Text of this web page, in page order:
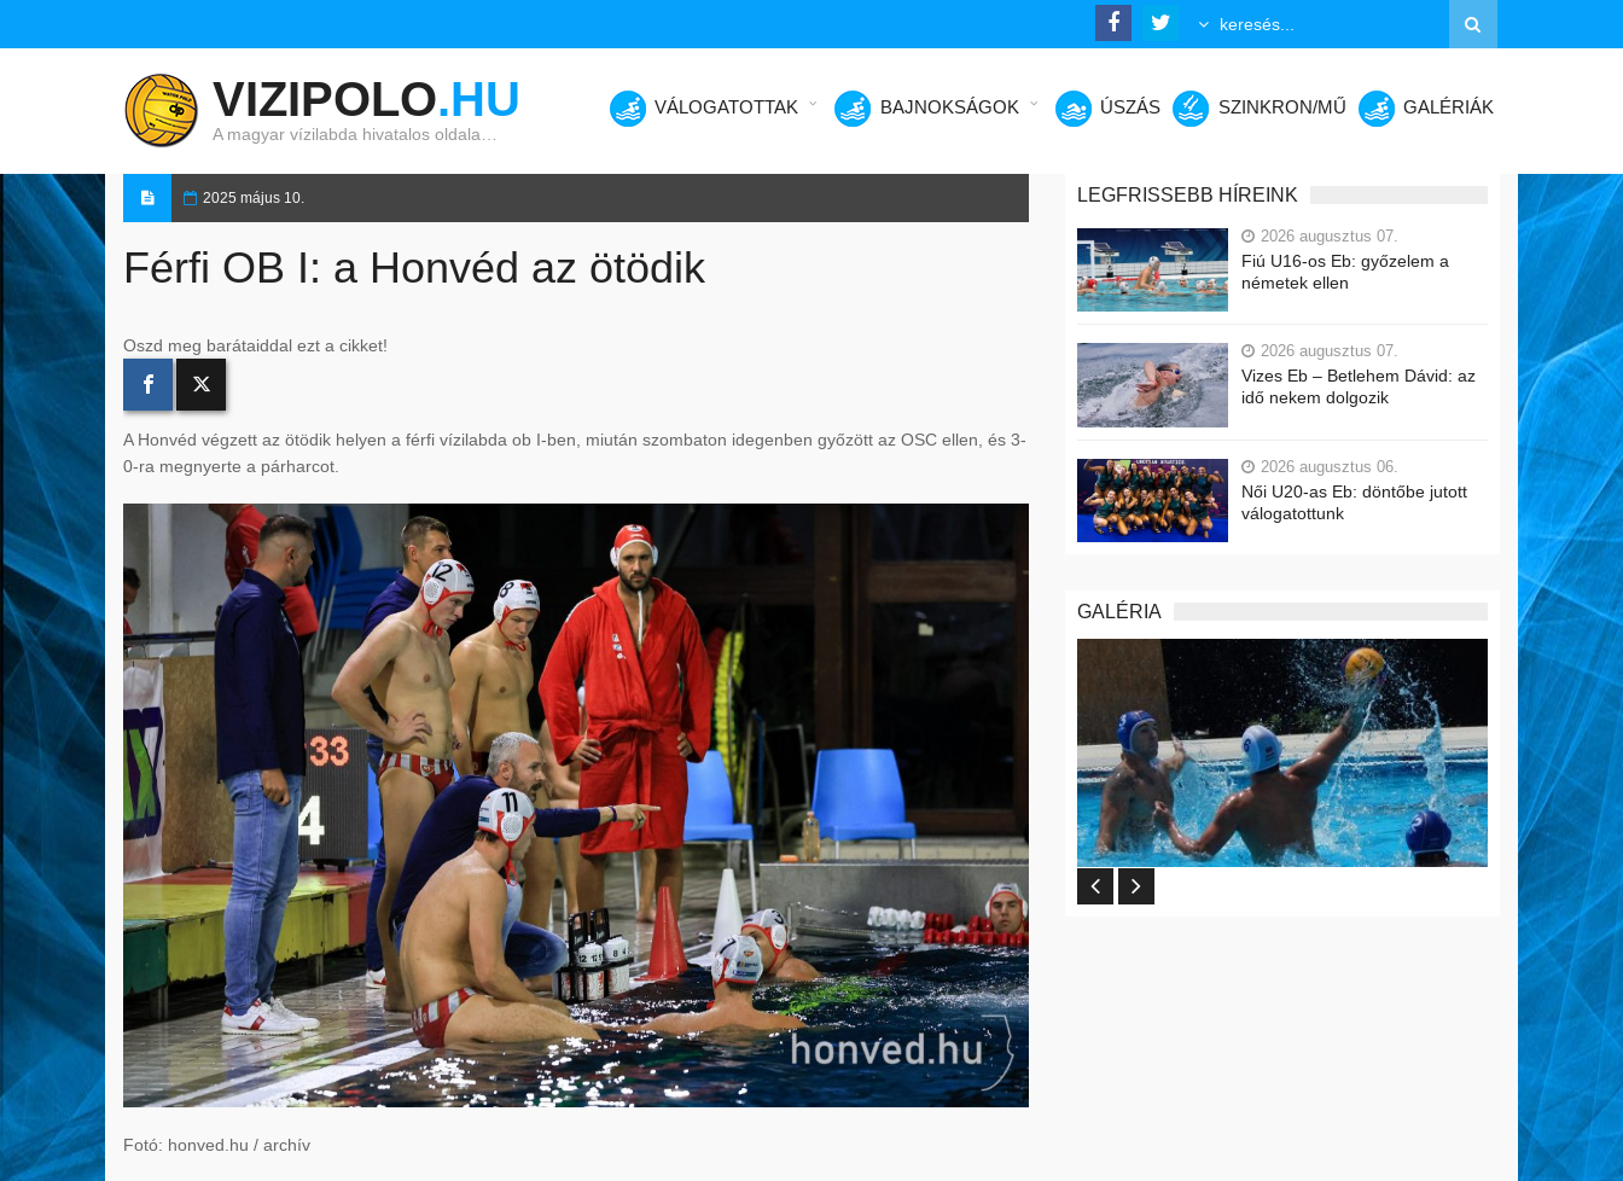
VIZIPOLO.HU
A magyar vízilabda hivatalos oldala…
VÁLOGATOTTAK BAJNOKSÁGOK ÚSZÁS SZINKRON/MŰ GALÉRIÁK
2025 május 10.
Férfi OB I: a Honvéd az ötödik
Oszd meg barátaiddal ezt a cikket!
A Honvéd végzett az ötödik helyen a férfi vízilabda ob I-ben, miután szombaton idegenben győzött az OSC ellen, és 3-
0-ra megnyerte a párharcot.
Fotó: honved.hu / archív
LEGFRISSEBB HÍREINK
2026 augusztus 07.
Fiú U16-os Eb: győzelem a
németek ellen
2026 augusztus 07.
Vizes Eb – Betlehem Dávid: az
idő nekem dolgozik
2026 augusztus 06.
Női U20-as Eb: döntőbe jutott
válogatottunk
GALÉRIA